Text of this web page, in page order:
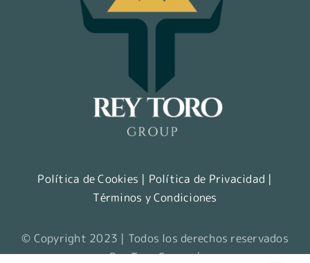
Política de Cookies | Política de Privacidad |
Términos y Condiciones
© Copyright 2023 | Todos los derechos reservados
Rey Toro Group. |